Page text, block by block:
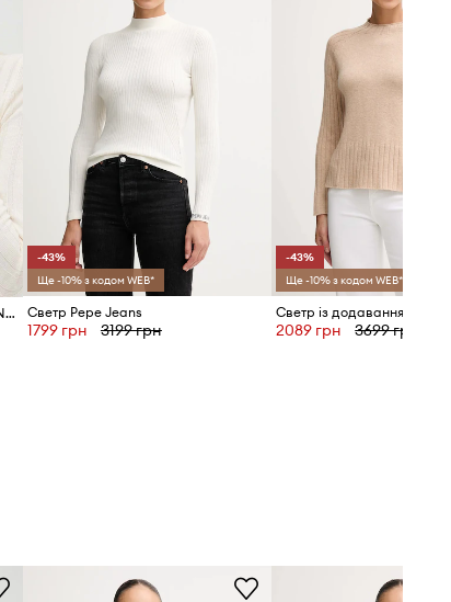
розмір, який Ви зазвичай носите.
Светр Pepe Jeans IZABEL TURTLENECK
-43%
Ще -10% з кодом WEB*
Светр Pepe Jeans
1799 грн 3199 грн
-43%
Ще -10% з кодом WEB*
2089 грн 3699 грн